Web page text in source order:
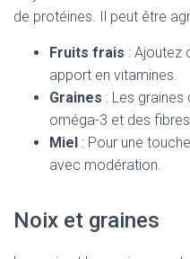
de protéines. Il peut être
Fruits frais : Ajoutez
apport en vitamines.
Graines : Les
oméga-3 et des
Miel : Pour une
avec modération.
Noix et graines